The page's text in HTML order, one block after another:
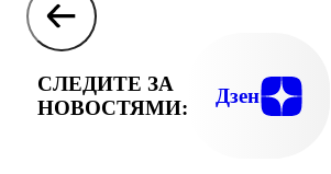
СЛЕДИТЕ ЗА
НОВОСТЯМИ:
Дзен